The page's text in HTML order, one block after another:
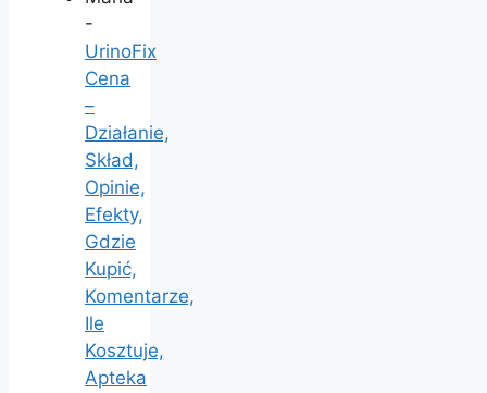
-
UrinoFix
Cena
–
Działanie,
Skład,
Opinie,
Efekty,
Gdzie
Kupić,
Komentarze,
Ile
Kosztuje,
Apteka